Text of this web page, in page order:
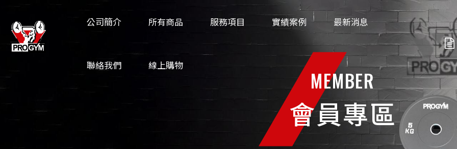
公司簡介 所有商品 服務項目 實績案例 最新消息
聯絡我們 線上購物
MEMBER
會員專區